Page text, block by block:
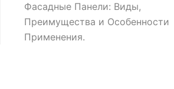
Фасадные Панели: Виды,
Преимущества и Особенности
Применения.